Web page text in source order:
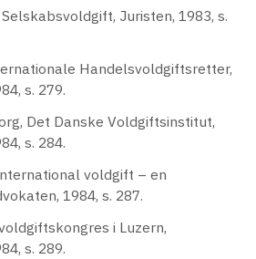
Juristen, 1983, s.
Handelsvoldgiftsretter,
s. 279.
Det Danske Voldgiftsinstitut,
s. 284.
voldgift – en
1984, s. 287.
i Luzern,
s. 289.